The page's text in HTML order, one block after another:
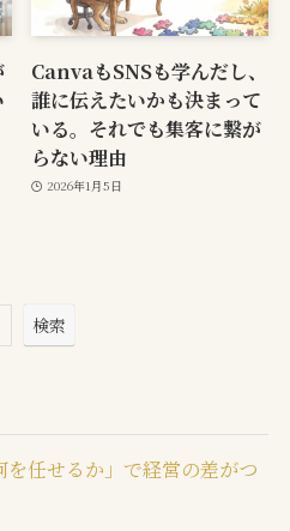
CanvaもSNSも学んだし、
誰に伝えたいかも決まって
いる。それでも集客に繋が
らない理由
2026年1月5日
検索
任せるか」で経営の差がつ